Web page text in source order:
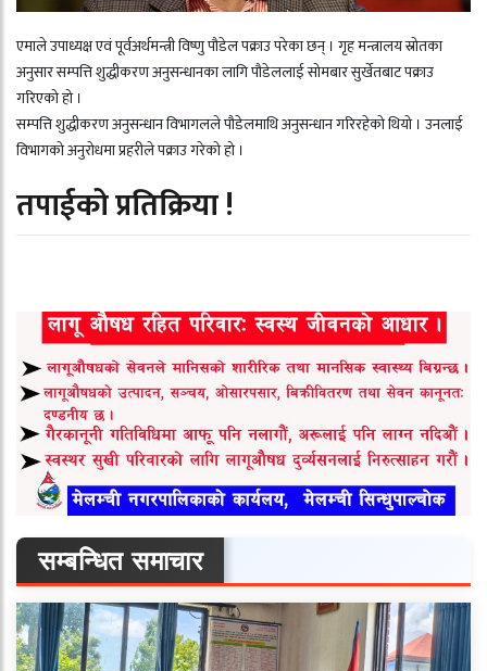
एमाले उपाध्यक्ष एवं पूर्वअर्थमन्त्री विष्णु पौडेल पक्राउ परेका छन् । गृह मन्त्रालय स्रोतका
अनुसार सम्पत्ति शुद्धीकरण अनुसन्धानका लागि पौडेललाई सोमबार सुर्खेतबाट पक्राउ
गरिएको हो ।
सम्पत्ति शुद्धीकरण अनुसन्धान विभागलले पौडेलमाथि अनुसन्धान गरिरहेको थियो । उनलाई
विभागको अनुरोधमा प्रहरीले पक्राउ गरेको हो ।
तपाईको प्रतिक्रिया !
सम्बन्धित समाचार